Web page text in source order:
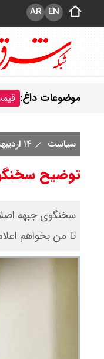
EN
AR
موضوعات داغ:
سیاست ۱۴ اردیبهشت ۱۴۰۵
توضیح
سخنگوی جبهه
تا من بخواهم